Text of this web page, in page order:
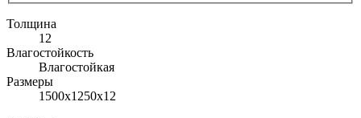
Толщина
12
Влагостойкость
Влагостойкая
Размеры
1500х1250х12